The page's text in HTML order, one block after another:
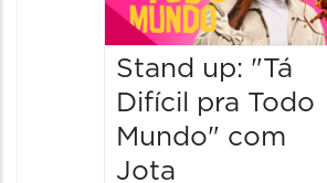
Stand up: "Tá
Difícil pra Todo
Mundo" com
Jota